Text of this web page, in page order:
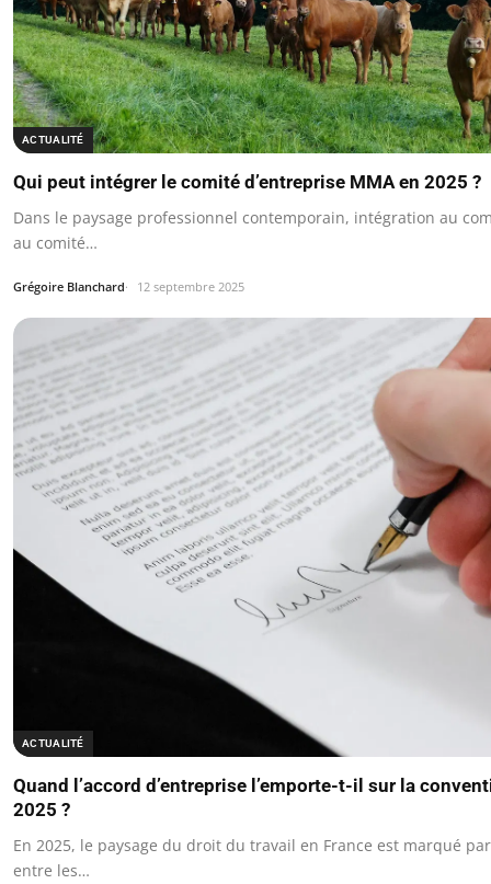
ACTUALITÉ
Qui peut intégrer le comité d’entreprise MMA en 2025 ?
Dans le paysage professionnel contemporain, intégration au
au comité…
Grégoire Blanchard 12 septembre 2025
ACTUALITÉ
Quand l’accord d’entreprise l’emporte-t-il sur la
2025 ?
En 2025, le paysage du droit du travail en France est marqué
entre les…